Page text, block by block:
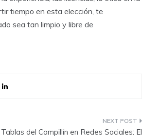
tiempo en esta elección, te
sea tan limpio y libre de
del Campillín en Redes Sociales: El